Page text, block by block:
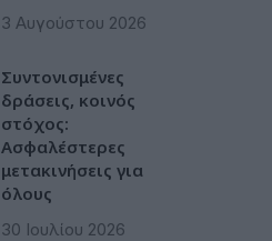
3 Αυγούστου 2026
Συντονισμένες
δράσεις, κοινός
στόχος:
Ασφαλέστερες
μετακινήσεις για
όλους
30 Ιουλίου 2026